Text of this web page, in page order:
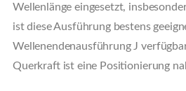
Wellenlänge eingesetzt,
ist diese Ausführung bestens
Wellenendenausführung J
Querkraft ist eine Positionierung